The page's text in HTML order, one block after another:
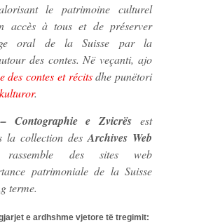
le patrimoine culturel
accès à tous et de préserver
oral de la Suisse par la
des contes. Në veçanti, ajo
des contes et récitsdhe punëtori
.
Contographie e Zvicrës est
la collection des Archives Web
des sites web
patrimoniale de la Suisse
terme.
e ardhshme vjetore të tregimit: